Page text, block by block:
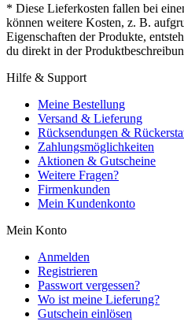
* Diese Lieferkosten fallen bei
können weitere Kosten, z. B.
Eigenschaften der Produkte,
du direkt in der
Hilfe & Support
Meine Bestellung
Versand & Lieferung
Rücksendungen &
Zahlungsmöglichkeiten
Aktionen & Gutscheine
Weitere Fragen?
Firmenkunden
Mein Kundenkonto
Mein Konto
Anmelden
Registrieren
Passwort vergessen?
Wo ist meine Lieferung?
Gutschein einlösen